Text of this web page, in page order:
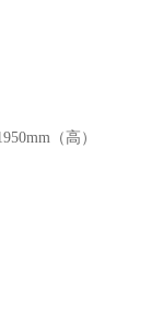
（高）